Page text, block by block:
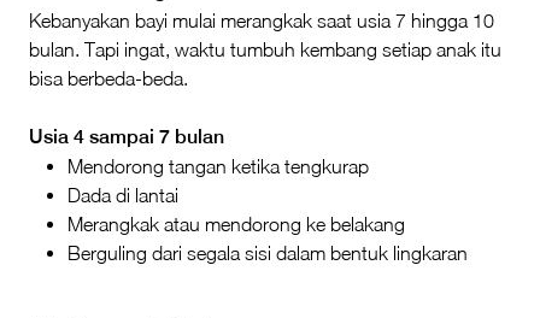
Kebanyakan bayi mulai merangkak saat usia 7 hingga 10
bulan. Tapi ingat, waktu tumbuh kembang setiap anak itu
bisa berbeda-beda.
Usia 4 sampai 7 bulan
Mendorong tangan ketika tengkurap
Dada di lantai
Merangkak atau mendorong ke belakang
Berguling dari segala sisi dalam bentuk lingkaran